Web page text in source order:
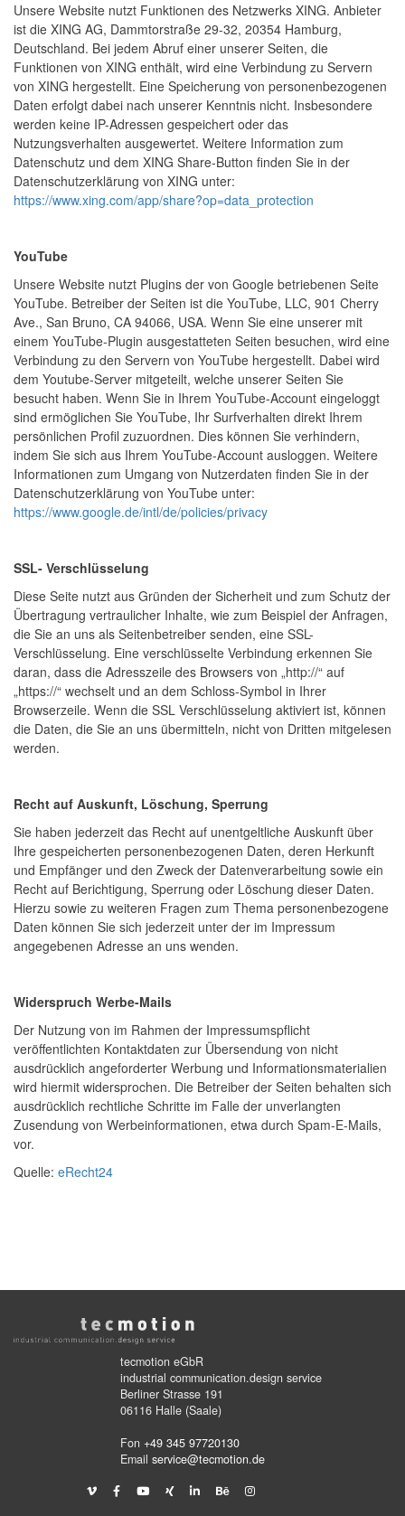
Unsere Website nutzt Funktionen des Netzwerks XING. Anbieter
ist die XING AG, Dammtorstraße 29-32, 20354 Hamburg,
Deutschland. Bei jedem Abruf einer unserer Seiten, die
Funktionen von XING enthält, wird eine Verbindung zu Servern
von XING hergestellt. Eine Speicherung von personenbezogenen
Daten erfolgt dabei nach unserer Kenntnis nicht. Insbesondere
werden keine IP-Adressen gespeichert oder das
Nutzungsverhalten ausgewertet. Weitere Information zum
Datenschutz und dem XING Share-Button finden Sie in der
Datenschutzerklärung von XING unter:
https://www.xing.com/app/share?op=data_protection
YouTube
Unsere Website nutzt Plugins der von Google betriebenen Seite
YouTube. Betreiber der Seiten ist die YouTube, LLC, 901 Cherry
Ave., San Bruno, CA 94066, USA. Wenn Sie eine unserer mit
einem YouTube-Plugin ausgestatteten Seiten besuchen, wird eine
Verbindung zu den Servern von YouTube hergestellt. Dabei wird
dem Youtube-Server mitgeteilt, welche unserer Seiten Sie
besucht haben. Wenn Sie in Ihrem YouTube-Account eingeloggt
sind ermöglichen Sie YouTube, Ihr Surfverhalten direkt Ihrem
persönlichen Profil zuzuordnen. Dies können Sie verhindern,
indem Sie sich aus Ihrem YouTube-Account ausloggen. Weitere
Informationen zum Umgang von Nutzerdaten finden Sie in der
Datenschutzerklärung von YouTube unter:
https://www.google.de/intl/de/policies/privacy
SSL- Verschlüsselung
Diese Seite nutzt aus Gründen der Sicherheit und zum Schutz der
Übertragung vertraulicher Inhalte, wie zum Beispiel der Anfragen,
die Sie an uns als Seitenbetreiber senden, eine SSL-
Verschlüsselung. Eine verschlüsselte Verbindung erkennen Sie
daran, dass die Adresszeile des Browsers von „http://“ auf
„https://“ wechselt und an dem Schloss-Symbol in Ihrer
Browserzeile. Wenn die SSL Verschlüsselung aktiviert ist, können
die Daten, die Sie an uns übermitteln, nicht von Dritten mitgelesen
werden.
Recht auf Auskunft, Löschung, Sperrung
Sie haben jederzeit das Recht auf unentgeltliche Auskunft über
Ihre gespeicherten personenbezogenen Daten, deren Herkunft
und Empfänger und den Zweck der Datenverarbeitung sowie ein
Recht auf Berichtigung, Sperrung oder Löschung dieser Daten.
Hierzu sowie zu weiteren Fragen zum Thema personenbezogene
Daten können Sie sich jederzeit unter der im Impressum
angegebenen Adresse an uns wenden.
Widerspruch Werbe-Mails
Der Nutzung von im Rahmen der Impressumspflicht
veröffentlichten Kontaktdaten zur Übersendung von nicht
ausdrücklich angeforderter Werbung und Informationsmaterialien
wird hiermit widersprochen. Die Betreiber der Seiten behalten sich
ausdrücklich rechtliche Schritte im Falle der unverlangten
Zusendung von Werbeinformationen, etwa durch Spam-E-Mails,
vor.
Quelle: eRecht24
tecmotion eGbR
industrial communication.design service
Berliner Strasse 191
06116 Halle (Saale)
Fon +49 345 97720130
Email service@tecmotion.de